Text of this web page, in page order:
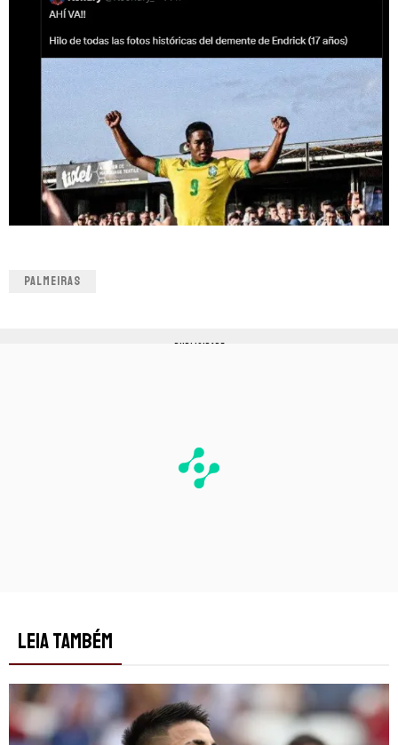
PALMEIRAS
PUBLICIDADE
LEIA TAMBÉM